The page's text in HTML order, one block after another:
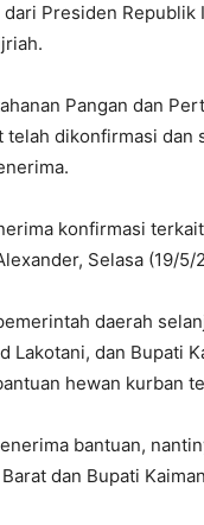
Presiden Republik
Pangan dan
telah dikonfirmasi dan
konfirmasi
Selasa (19/5/
daerah
Lakotani, dan Bupati
hewan kurban
bantuan,
dan Bupati